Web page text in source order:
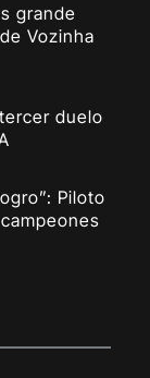
grande
Vozinha
duelo
Piloto